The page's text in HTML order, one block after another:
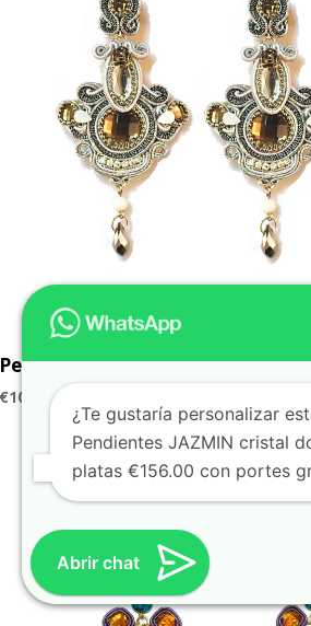
Pendientes MAJAL plata y cristal
€102.00
¿Te gustaría personalizar
Pendientes JAZMIN cristal
platas €156.00 con portes
Abrir chat